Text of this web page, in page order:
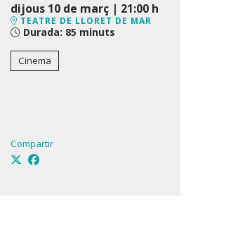
dijous 10 de març| 21:00 h
TEATRE DE LLORET DE MAR
Durada: 85 minuts
Cinema
Compartir